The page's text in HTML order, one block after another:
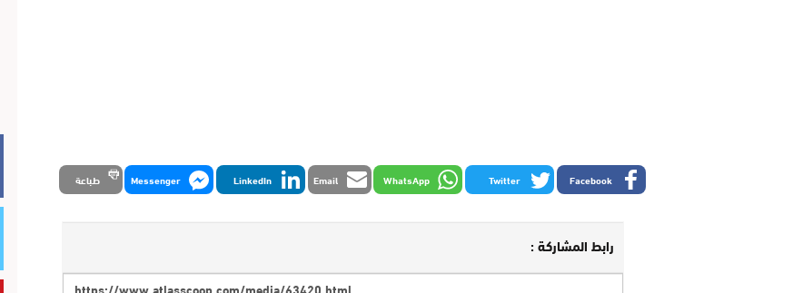
Facebook
Twitter
WhatsApp
Email
LinkedIn
Messenger طباعة
رابط المشاركة :